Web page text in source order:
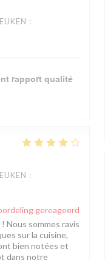
:
rapport qualité
:
gereageerd
Nous sommes ravis
sur la cuisine,
bien notées et
dans notre